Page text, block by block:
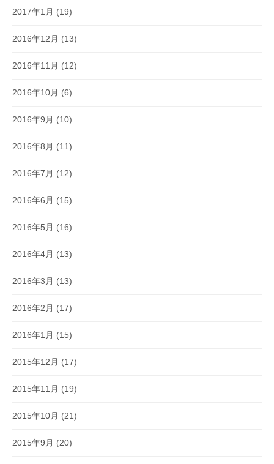
2017年1月 (19)
2016年12月 (13)
2016年11月 (12)
2016年10月 (6)
2016年9月 (10)
2016年8月 (11)
2016年7月 (12)
2016年6月 (15)
2016年5月 (16)
2016年4月 (13)
2016年3月 (13)
2016年2月 (17)
2016年1月 (15)
2015年12月 (17)
2015年11月 (19)
2015年10月 (21)
2015年9月 (20)